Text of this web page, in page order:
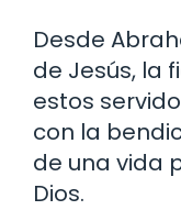
Desde
de Jesús, la
estos
con la
de una vida
Dios.